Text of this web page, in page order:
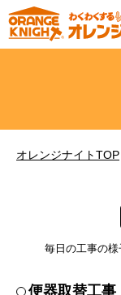
オレンジナイトTOP
毎日の工事の様
便器取替工事